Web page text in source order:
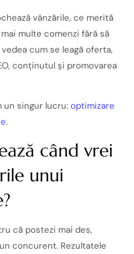
vânzările, ce merită
multe comenzi fără să
cum se leagă oferta,
conținutul și promovarea
un singur lucru: optimizare
.
când vrei
unui
că postezi mai des,
concurent. Rezultatele